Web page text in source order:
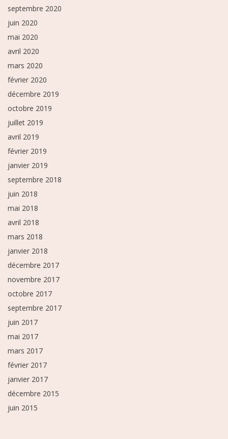
septembre 2020
juin 2020
mai 2020
avril 2020
mars 2020
février 2020
décembre 2019
octobre 2019
juillet 2019
avril 2019
février 2019
janvier 2019
septembre 2018
juin 2018
mai 2018
avril 2018
mars 2018
janvier 2018
décembre 2017
novembre 2017
octobre 2017
septembre 2017
juin 2017
mai 2017
mars 2017
février 2017
janvier 2017
décembre 2015
juin 2015